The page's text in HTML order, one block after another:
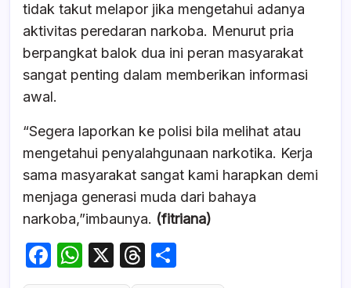
tidak takut melapor jika mengetahui adanya
aktivitas peredaran narkoba. Menurut pria
berpangkat balok dua ini peran masyarakat
sangat penting dalam memberikan informasi
awal.
“Segera laporkan ke polisi bila melihat atau
mengetahui penyalahgunaan narkotika. Kerja
sama masyarakat sangat kami harapkan demi
menjaga generasi muda dari bahaya
narkoba,”imbaunya. (fitriana)
F
a
W
h
X
T
hr h